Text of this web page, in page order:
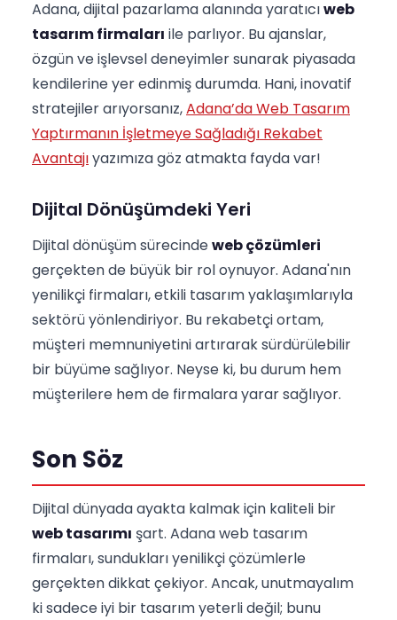
Adana, dijital pazarlama alanında yaratıcıweb
tasarım firmaları ile parlıyor. Bu ajanslar,
özgün ve işlevsel deneyimler sunarak piyasada
kendilerine yer edinmiş durumda. Hani, inovatif
stratejiler arıyorsanız,Adana’da Web Tasarım
Yaptırmanın İşletmeye Sağladığı Rekabet
Avantajıyazımıza göz atmakta fayda var!
Dijital Dönüşümdeki Yeri
Dijital dönüşüm sürecindeweb çözümleri
gerçekten de büyük bir rol oynuyor. Adana'nın
yenilikçi firmaları, etkili tasarım yaklaşımlarıyla
sektörü yönlendiriyor. Bu rekabetçi ortam,
müşteri memnuniyetini artırarak sürdürülebilir
bir büyüme sağlıyor. Neyse ki, bu durum hem
müşterilere hem de firmalara yarar sağlıyor.
Son Söz
Dijital dünyada ayakta kalmak için kaliteli bir
web tasarımı şart. Adana web tasarım
firmaları, sundukları yenilikçi çözümlerle
gerçekten dikkat çekiyor. Ancak, unutmayalım
ki sadece iyi bir tasarım yeterli değil; bunu